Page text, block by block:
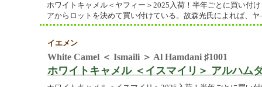
ホワイトキャメル＜ヤフィー＞2025入荷！半年ごとに買い付
アからロットを決めて買い付けている。故森光氏によれば、
イエメン
White Camel ＜ Ismaili ＞ Al Hamdani ♯1001
ホワイトキャメル ＜イスマイリ＞ アルハム